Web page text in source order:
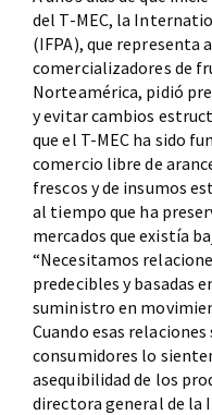
del T-MEC, la
(IFPA), que representa
comercializadores de
Norteamérica, pidió
y evitar cambios
que el T-MEC ha sido
comercio libre de
frescos y de insumos
al tiempo que ha
mercados que existía
“Necesitamos
predecibles y basadas
suministro en
Cuando esas
consumidores lo
asequibilidad de los
directora general de la